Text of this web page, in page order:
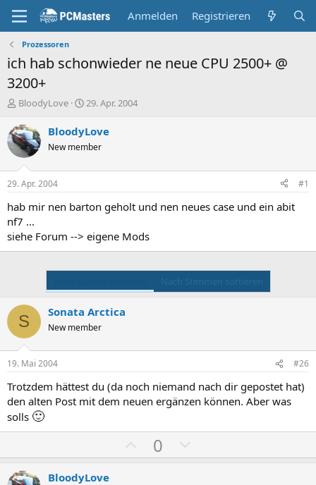
Anmelden Registrieren
Prozessoren
ich hab schonwieder ne neue CPU 2500+ @
3200+
E
s
t
e
e
r
BloodyLove
E
s
e
t
a
29. Apr. 2004
BloodyLove
New member
29. Apr. 2004 #1
hab mir nen barton geholt und nen neues case und ein abit
nf7 ...
siehe Forum --> eigene Mods
Nach Stimmen sortieren
S Sonata Arctica
New member
19. Mai 2004 #26
Trotzdem hättest du (da noch niemand nach dir gepostet hat)
den alten Post mit dem neuen ergänzen können. Aber was
solls 🙂
o
0
e
BloodyLove